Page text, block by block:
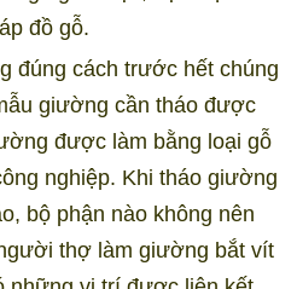
đồ gỗ.
đúng cách trước hết chúng
giường cần tháo được
được làm bằng loại gỗ
nghiệp. Khi tháo giường
bộ phận nào không nên
thợ làm giường bắt vít